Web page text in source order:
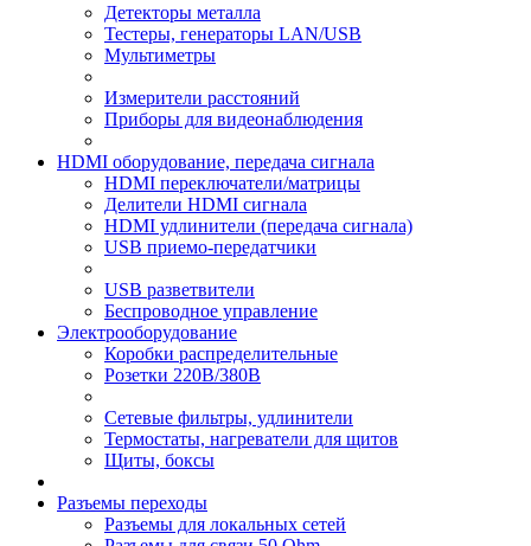
Детекторы металла
Тестеры, генераторы LAN/USB
Мультиметры
Измерители расстояний
Приборы для видеонаблюдения
HDMI оборудование, передача сигнала
HDMI переключатели/матрицы
Делители HDMI сигнала
HDMI удлинители (передача сигнала)
USB приемо-передатчики
USB разветвители
Беспроводное управление
Электрооборудование
Коробки распределительные
Розетки 220В/380В
Сетевые фильтры, удлинители
Термостаты, нагреватели для щитов
Щиты, боксы
Разъемы переходы
Разъемы для локальных сетей